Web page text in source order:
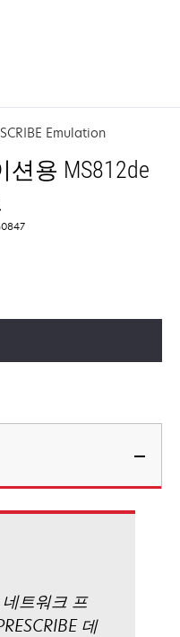
Emulation
션용 MS812de
트워크 프
데